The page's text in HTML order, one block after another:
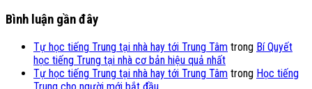
Bình luận gần đây
Tự học tiếng Trung tại nhà hay tới Trung Tâm trong Bí Quyết
học tiếng Trung tại nhà cơ bản hiệu quả nhất
Tự học tiếng Trung tại nhà hay tới Trung Tâm trong Học tiếng